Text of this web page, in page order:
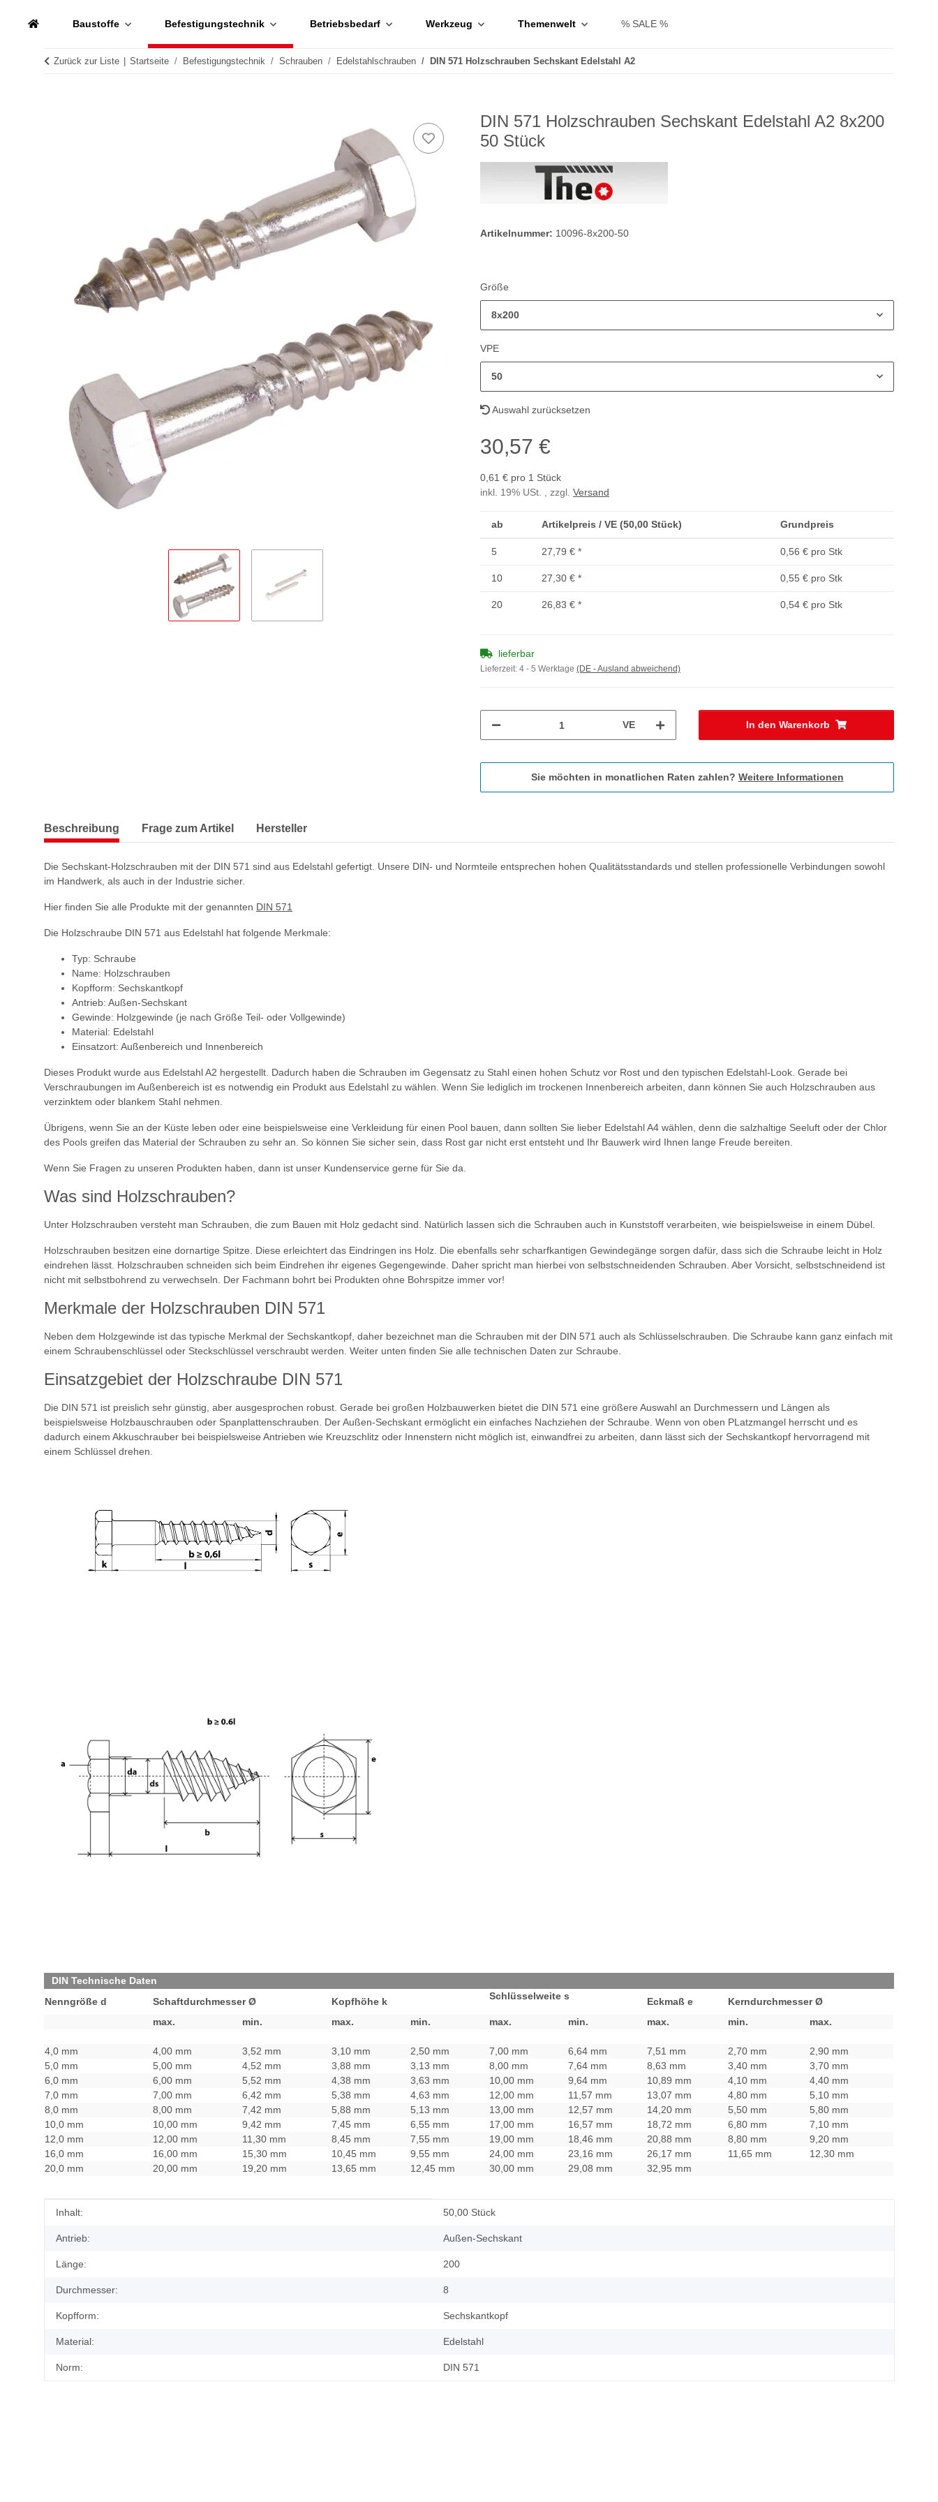
Baustoffe Befestigungstechnik Betriebsbedarf Werkzeug Themenwelt % SALE %
Zurück zur Liste Startseite Befestigungstechnik Schrauben Edelstahlschrauben DIN 571 Holzschrauben Sechskant Edelstahl A2
DIN 571 Holzschrauben Sechskant Edelstahl A2 8x200
50 Stück
Artikelnummer: 10096-8x200-50
Größe
8x200
VPE
50
Auswahl zurücksetzen
30,57 €
0,61 € pro 1 Stück
inkl. 19% USt. , zzgl. Versand
ab Artikelpreis / VE (50,00 Stück) Grundpreis
5 27,79 € * 0,56 € pro Stk
10 27,30 € * 0,55 € pro Stk
20 26,83 € * 0,54 € pro Stk
lieferbar
Lieferzeit: 4 - 5 Werktage (DE - Ausland abweichend)
VE In den Warenkorb
Sie möchten in monatlichen Raten zahlen? Weitere Informationen
Beschreibung Frage zum Artikel Hersteller
Die Sechskant-Holzschrauben mit der DIN 571 sind aus Edelstahl gefertigt. Unsere DIN- und Normteile entsprechen hohen Qualitätsstandards und stellen professionelle Verbindungen sowohl
im Handwerk, als auch in der Industrie sicher.
Hier finden Sie alle Produkte mit der genannten DIN 571
Die Holzschraube DIN 571 aus Edelstahl hat folgende Merkmale:
Typ: Schraube
Name: Holzschrauben
Kopfform: Sechskantkopf
Antrieb: Außen-Sechskant
Gewinde: Holzgewinde (je nach Größe Teil- oder Vollgewinde)
Material: Edelstahl
Einsatzort: Außenbereich und Innenbereich
Dieses Produkt wurde aus Edelstahl A2 hergestellt. Dadurch haben die Schrauben im Gegensatz zu Stahl einen hohen Schutz vor Rost und den typischen Edelstahl-Look. Gerade bei
Verschraubungen im Außenbereich ist es notwendig ein Produkt aus Edelstahl zu wählen. Wenn Sie lediglich im trockenen Innenbereich arbeiten, dann können Sie auch Holzschrauben aus
verzinktem oder blankem Stahl nehmen.
Übrigens, wenn Sie an der Küste leben oder eine beispielsweise eine Verkleidung für einen Pool bauen, dann sollten Sie lieber Edelstahl A4 wählen, denn die salzhaltige Seeluft oder der Chlor
des Pools greifen das Material der Schrauben zu sehr an. So können Sie sicher sein, dass Rost gar nicht erst entsteht und Ihr Bauwerk wird Ihnen lange Freude bereiten.
Wenn Sie Fragen zu unseren Produkten haben, dann ist unser Kundenservice gerne für Sie da.
Was sind Holzschrauben?
Unter Holzschrauben versteht man Schrauben, die zum Bauen mit Holz gedacht sind. Natürlich lassen sich die Schrauben auch in Kunststoff verarbeiten, wie beispielsweise in einem Dübel.
Holzschrauben besitzen eine dornartige Spitze. Diese erleichtert das Eindringen ins Holz. Die ebenfalls sehr scharfkantigen Gewindegänge sorgen dafür, dass sich die Schraube leicht in Holz
eindrehen lässt. Holzschrauben schneiden sich beim Eindrehen ihr eigenes Gegengewinde. Daher spricht man hierbei von selbstschneidenden Schrauben. Aber Vorsicht, selbstschneidend ist
nicht mit selbstbohrend zu verwechseln. Der Fachmann bohrt bei Produkten ohne Bohrspitze immer vor!
Merkmale der Holzschrauben DIN 571
Neben dem Holzgewinde ist das typische Merkmal der Sechskantkopf, daher bezeichnet man die Schrauben mit der DIN 571 auch als Schlüsselschrauben. Die Schraube kann ganz einfach mit
einem Schraubenschlüssel oder Steckschlüssel verschraubt werden. Weiter unten finden Sie alle technischen Daten zur Schraube.
Einsatzgebiet der Holzschraube DIN 571
Die DIN 571 ist preislich sehr günstig, aber ausgesprochen robust. Gerade bei großen Holzbauwerken bietet die DIN 571 eine größere Auswahl an Durchmessern und Längen als
beispielsweise Holzbauschrauben oder Spanplattenschrauben. Der Außen-Sechskant ermöglicht ein einfaches Nachziehen der Schraube. Wenn von oben PLatzmangel herrscht und es
dadurch einem Akkuschrauber bei beispielsweise Antrieben wie Kreuzschlitz oder Innenstern nicht möglich ist, einwandfrei zu arbeiten, dann lässt sich der Sechskantkopf hervorragend mit
einem Schlüssel drehen.
DIN Technische Daten
Nenngröße d
Schaftdurchmesser Ø Kopfhöhe k Schlüsselweite s Eckmaß e
Kerndurchmesser Ø
max.
min. max. min. max. min. max. min. max.
4,0 mm 4,00 mm 3,52 mm 3,10 mm 2,50 mm 7,00 mm 6,64 mm 7,51 mm 2,70 mm
2,90 mm
5,0 mm
5,00 mm 4,52 mm 3,88 mm 3,13 mm 8,00 mm 7,64 mm 8,63 mm 3,40 mm
3,70 mm
6,0 mm
6,00 mm 5,52 mm 4,38 mm 3,63 mm 10,00 mm 9,64 mm 10,89 mm 4,10 mm
4,40 mm
7,0 mm
7,00 mm 6,42 mm 5,38 mm 4,63 mm 12,00 mm 11,57 mm 13,07 mm 4,80 mm
5,10 mm
8,0 mm
8,00 mm 7,42 mm 5,88 mm 5,13 mm 13,00 mm 12,57 mm 14,20 mm 5,50 mm
5,80 mm
10,0 mm
10,00 mm 9,42 mm 7,45 mm 6,55 mm 17,00 mm 16,57 mm 18,72 mm 6,80 mm
7,10 mm
12,0 mm
12,00 mm 11,30 mm 8,45 mm 7,55 mm 19,00 mm 18,46 mm 20,88 mm 8,80 mm
9,20 mm
16,0 mm
16,00 mm 15,30 mm 10,45 mm 9,55 mm 24,00 mm 23,16 mm 26,17 mm 11,65 mm
12,30 mm
20,0 mm
20,00 mm 19,20 mm 13,65 mm 12,45 mm 30,00 mm 29,08 mm 32,95 mm
Produkteigenschaft
Wert
Inhalt: 50,00 Stück
Antrieb: Außen-Sechskant
Länge: 200
Durchmesser: 8
Kopfform: Sechskantkopf
Material: Edelstahl
Norm: DIN 571